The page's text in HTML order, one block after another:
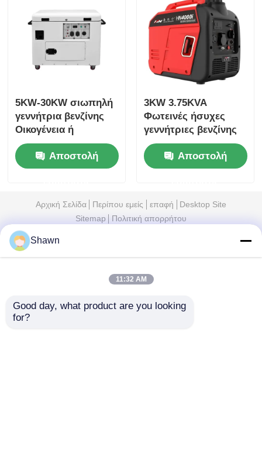
5KW-30KW σιωπηλή
γεννήτρια βενζίνης
Οικογένεια ή
κάμπινγκ
χρησιμοποιούν
σιωπηλή γεννήτρια
Αποστολή
3KW 3.75KVA
Φωτεινές ήσυχες
γεννήτριες βενζίνης
για οικιακή χρήση
Αποστολή
Αρχική Σελίδα Περίπου εμείς επαφή
Desktop Site
Sitemap
Πολιτική απορρήτου
Ποιότητα
εργοστάσιο.Copyright © 2026 Sichuan Jiweicheng
Reserved.
Shawn
11:32 AM
Good day, what product are you looking
for?